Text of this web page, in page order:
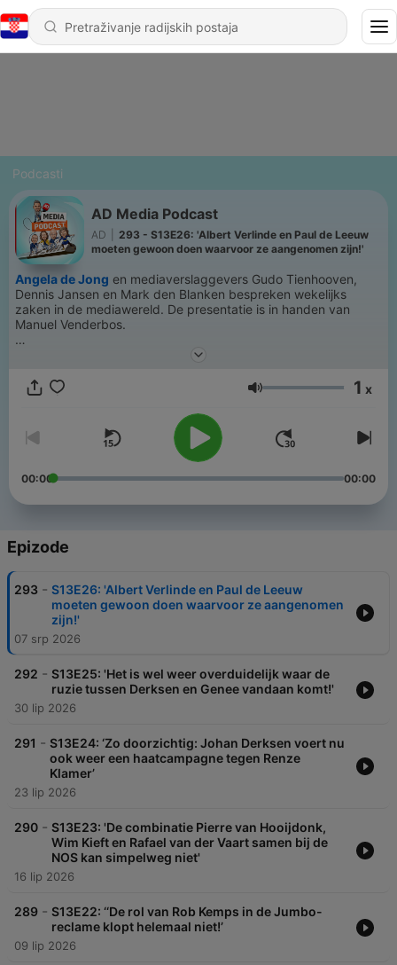
Podcasti
AD Media Podcast
AD
293 - S13E26: 'Albert Verlinde en Paul de Leeuw
moeten gewoon doen waarvoor ze aangenomen zijn!'
Angela de Jong en mediaverslaggevers Gudo Tienhooven,
Dennis Jansen en Mark den Blanken bespreken wekelijks
zaken in de mediawereld. De presentatie is in handen van
Manuel Venderbos.
Meer medianieuws? Ga naar AD.nl/show
Glasnoća 1 x
00:00 00:00
Epizode
293 - S13E26: 'Albert Verlinde en Paul de Leeuw
moeten gewoon doen waarvoor ze aangenomen
zijn!'
07 srp 2026
292 - S13E25: 'Het is wel weer overduidelijk waar de
ruzie tussen Derksen en Genee vandaan komt!'
30 lip 2026
291 - S13E24: ‘Zo doorzichtig: Johan Derksen voert nu
ook weer een haatcampagne tegen Renze
Klamer’
23 lip 2026
290 - S13E23: 'De combinatie Pierre van Hooijdonk,
Wim Kieft en Rafael van der Vaart samen bij de
NOS kan simpelweg niet'
16 lip 2026
289 - S13E22: ‘‘De rol van Rob Kemps in de Jumbo-
reclame klopt helemaal niet!’
09 lip 2026